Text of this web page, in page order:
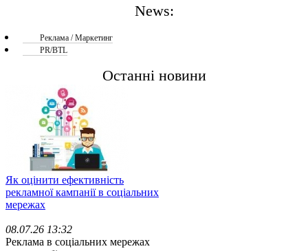
News:
Реклама / Маркетинг
PR/BTL
Останні новини
Як оцінити ефективність
рекламної кампанії в соціальних
мережах
08.07.26 13:32
Реклама в соціальних мережах